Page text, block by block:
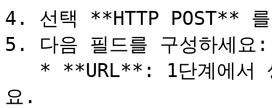
4. 선택 **HTTP POST**
5. 다음 필드를 구성하세요:
요.